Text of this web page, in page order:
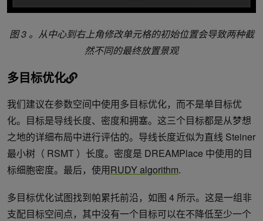
图 3 。从中心到右上角修改单元格的初始位置会导致两种截
然不同的最终放置景观
多目标优化
我们建议在参数空间中使用多目标优化，而不是单目标优
化。目标是导线长度、密度和拥塞。这三个目标都是从梦想
之地的详细布局中进行评估的。导线长度近似为直线 Steiner
最小树（ RSMT ）长度。密度是 DREAMPlace 中使用的目
标细胞密度。最后，使用RUDY algorithm.
多目标优化试图找到帕累托前沿，如图 4 所示。这是一组非
支配目标空间点，其中没有一个目标可以在不降低至少一个